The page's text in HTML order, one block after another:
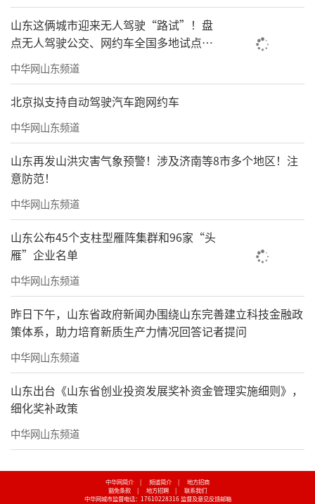
山东这俩城市迎来无人驾驶“路试”！盘
点无人驾驶公交、网约车全国多地试点之
路
中华网山东频道
北京拟支持自动驾驶汽车跑网约车
中华网山东频道
山东再发山洪灾害气象预警！涉及济南等8市多个地区！注
意防范！
中华网山东频道
山东公布45个支柱型雁阵集群和96家“头
雁”企业名单
中华网山东频道
昨日下午，山东省政府新闻办围绕山东完善建立科技金融政
策体系，助力培育新质生产力情况回答记者提问
中华网山东频道
山东出台《山东省创业投资发展奖补资金管理实施细则》，
细化奖补政策
中华网山东频道
中华网简介 | 频道简介 |
地方招商
豁免条款
| 地方招聘 |
联系我们
中华网城市监督电话：17610228316 监督及意见反馈邮箱